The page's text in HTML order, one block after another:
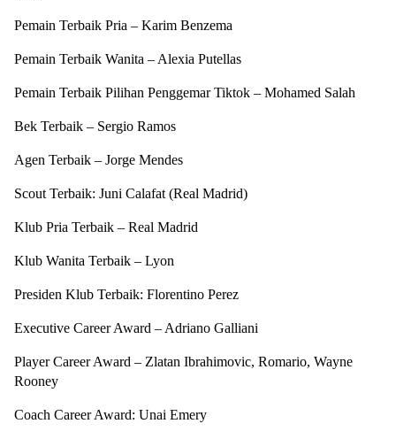
Pemain Terbaik Pria – Karim Benzema
Pemain Terbaik Wanita – Alexia Putellas
Pemain Terbaik Pilihan Penggemar Tiktok – Mohamed Salah
Bek Terbaik – Sergio Ramos
Agen Terbaik – Jorge Mendes
Scout Terbaik: Juni Calafat (Real Madrid)
Klub Pria Terbaik – Real Madrid
Klub Wanita Terbaik – Lyon
Presiden Klub Terbaik: Florentino Perez
Executive Career Award – Adriano Galliani
Player Career Award – Zlatan Ibrahimovic, Romario, Wayne
Rooney
Coach Career Award: Unai Emery